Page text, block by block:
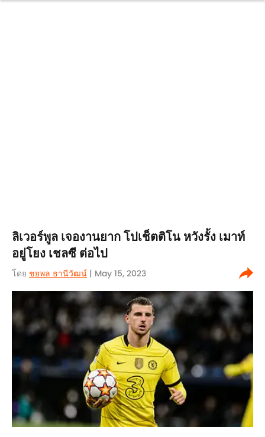
ลิเวอร์พูล เจองานยาก โปเช็ตติโน หวังรั้ง เมาท์
อยู่โยง เชลซี ต่อไป
โดย ชยพล ธานีวัฒน์ | May 15, 2023